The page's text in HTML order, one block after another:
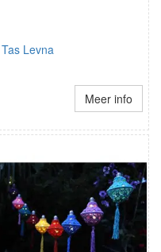
Tas Levna
Meer info